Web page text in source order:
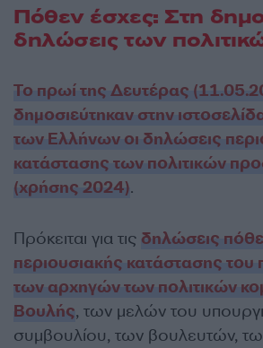
Πόθεν έσχες: Στη
δηλώσεις των
Το πρωί της Δευτέρας
δημοσιεύτηκαν στην
των Ελλήνων οι δηλώσεις
κατάστασης των πολιτικών
(χρήσης 2024).
Πρόκειται για τις δηλώσεις
περιουσιακής κατάστασης
των αρχηγών των πολιτικών
Βουλής, των μελών του
συμβουλίου, των βουλευτών,